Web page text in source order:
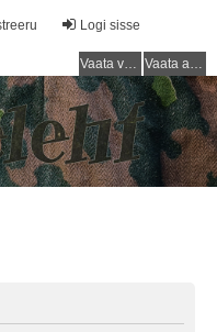
Logi sisse
Vaata vastamata teemasi Vaata aktiivseid teemasid